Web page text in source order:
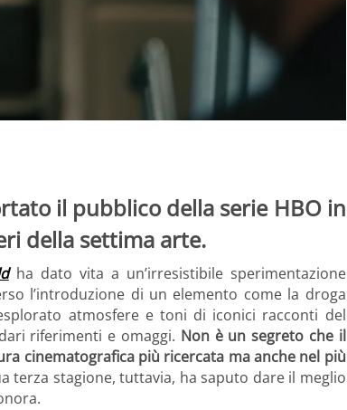
il pubblico della serie HBO in
della settima arte.
ha dato vita a un’irresistibile sperimentazione
l’introduzione di un elemento come la droga
atmosfere e toni di iconici racconti del
riferimenti e omaggi. Non è un segreto che il
cinematografica più ricercata ma anche nel più
terza stagione, tuttavia, ha saputo dare il meglio